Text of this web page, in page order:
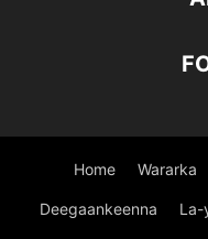
Home Wararka
Deegaankeenna La-